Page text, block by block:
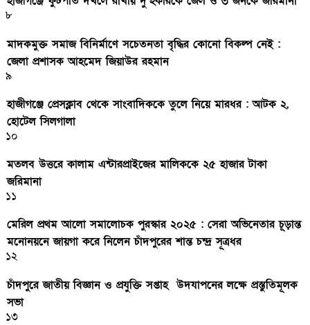
৮
মাদকমুক্ত সমাজ বিনির্মাণে সচেতনতা বৃদ্ধির কোনো বিকল্প নেই :
জেলা প্রশাসক আহমেদ জিয়াউর রহমান
৯
হাজীগঞ্জে প্রেসক্লাব থেকে সাংবাদিককে তুলে নিয়ে মারধর : আটক ২,
হোটেল সিলগালা
১০
মতলব উত্তরে কালাম এন্টারপ্রাইজের মালিককে ২৫ হাজার টাকা
জরিমানা
১১
মেরিল প্রথম আলো সমালোচক পুরস্কার ২০২৫ : সেরা অভিনেতার চূড়ান্ত
মনোনয়নে জায়গা করে নিলেন চাঁদপুরের শান্ত চন্দ্র সূত্রধর
১২
চাঁদপুরে জাতীয় বিজ্ঞান ও প্রযুক্তি সপ্তাহ উদযাপনের লক্ষে প্রস্তুতিমূলক
সভা
১৩